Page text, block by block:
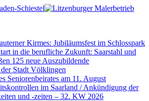
Kirmes: Jubiläumsfest im Schlosspark
in die berufliche Zukunft: Saarstahl und
125 neue Auszubildende
Stadt Völklingen
Seniorenbeirates am 11. August
im Saarland / Ankündigung der
und -zeiten – 32. KW 2026